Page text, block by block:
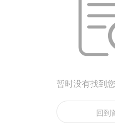
暂时没有找到
回到